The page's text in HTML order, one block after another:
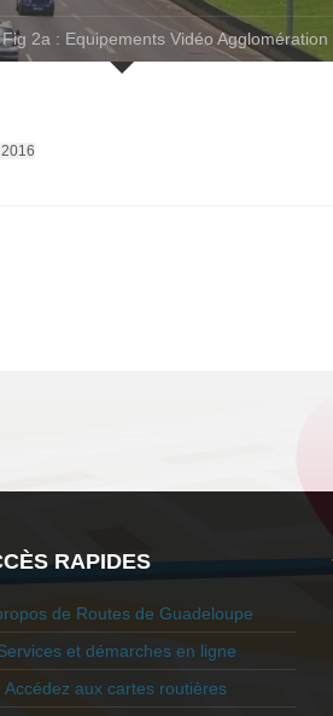
Fig 2a : Equipements Vidéo Agglomération
RAPIDES
de Routes de Guadeloupe
et démarches en ligne
Accédez aux cartes routières